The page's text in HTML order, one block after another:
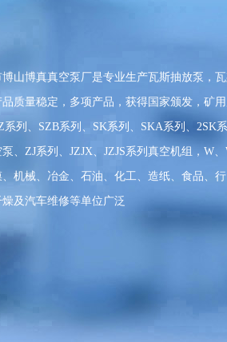
山博真真空泵厂是专业生产瓦斯抽放泵，
质量稳定，多项产品，获得国家颁发，矿
系列、SZB系列、SK系列、SKA系列、2SK
、ZJ系列、JZJX、JZJS系列真空机组，W
、机械、冶金、石油、化工、造纸、食品、
及汽车维修等单位广泛